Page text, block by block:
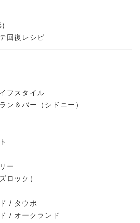
)
回復レシピ
フスタイル
ン＆バー（シドニー）
ー
ロック）
/ タウポ
/ オークランド